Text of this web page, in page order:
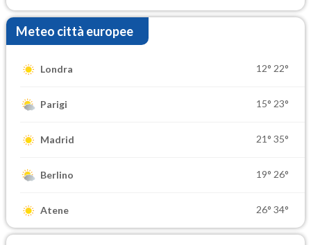
Meteo città europee
Londra 12° 22°
Parigi 15° 23°
Madrid 21° 35°
Berlino 19° 26°
Atene 26° 34°